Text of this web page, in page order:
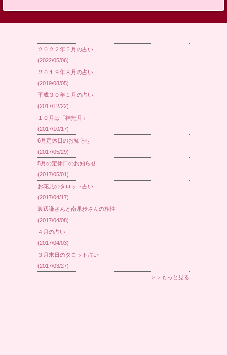
２０２２年５月の占い
(2022/05/06)
２０１９年８月の占い
(2019/08/05)
平成３０年１月の占い
(2017/12/22)
１０月は「神無月」
(2017/10/17)
6月定休日のお知らせ
(2017/05/29)
5月の定休日のお知らせ
(2017/05/01)
お花見のタロット占い
(2017/04/17)
渡辺謙さんと南果歩さんの相性
(2017/04/08)
４月の占い
(2017/04/03)
３月末日のタロット占い
(2017/03/27)
＞＞もっと見る